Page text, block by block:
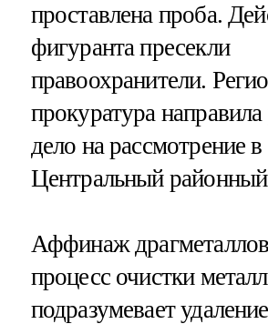
проставлена проба.
фигуранта пресекли
правоохранители.
прокуратура
дело на рассмотрение в
Центральный
Аффинаж
процесс очистки
подразумевает